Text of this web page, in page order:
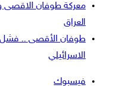
معركة طوفان الاقصى
العراق
طوفان الأقصى .. فشل
الاسرائيلي
فيسبوك